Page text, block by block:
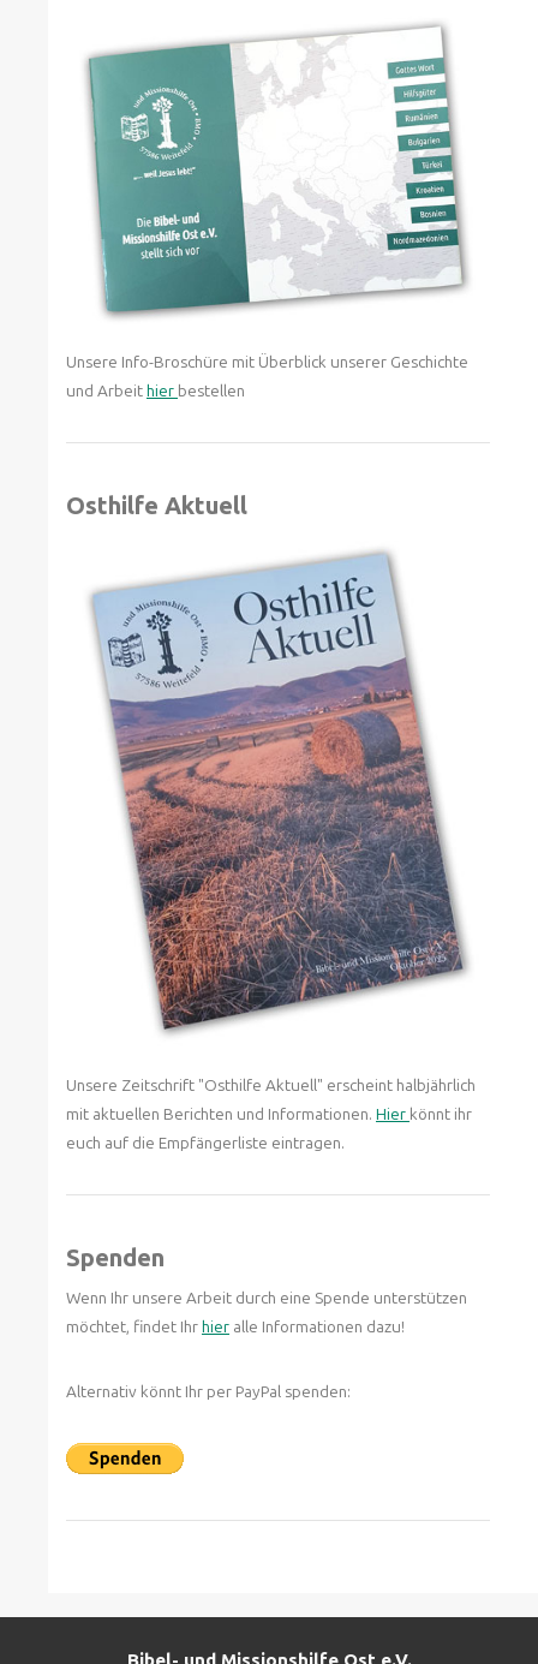
Unsere Info-Broschüre mit Überblick unserer Geschichte
und Arbeithier bestellen
Osthilfe Aktuell
Unsere Zeitschrift "Osthilfe Aktuell" erscheint halbjährlich
mit aktuellen Berichten und Informationen. Hier könnt ihr
euch auf die Empfängerliste eintragen.
Spenden
Wenn Ihr unsere Arbeit durch eine Spende unterstützen
möchtet, findet Ihrhier alle Informationen dazu!
Alternativ könnt Ihr per PayPal spenden: